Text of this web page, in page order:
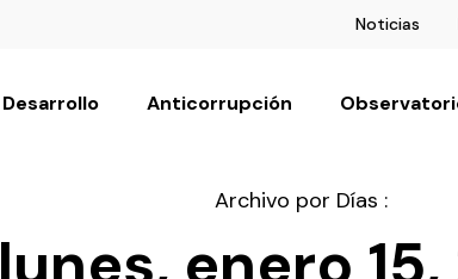
Noticias
Desarrollo Anticorrupción
Archivo por Días :